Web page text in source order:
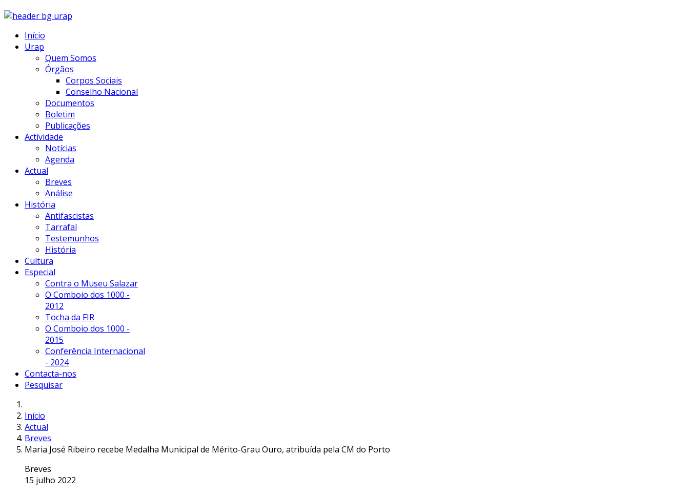
Início
Urap
Quem Somos
Órgãos
Corpos Sociais
Conselho Nacional
Documentos
Boletim
Publicações
Actividade
Notícias
Agenda
Actual
Breves
Análise
História
Antifascistas
Tarrafal
Testemunhos
História
Cultura
Especial
Contra o Museu Salazar
O Comboio dos 1000 -
2012
Tocha da FIR
O Comboio dos 1000 -
2015
Conferência Internacional
- 2024
Contacta-nos
Pesquisar
Início
Actual
Breves
Maria José Ribeiro recebe Medalha Municipal de Mérito-Grau Ouro, atribuída pela CM do Porto
Breves
15 julho 2022